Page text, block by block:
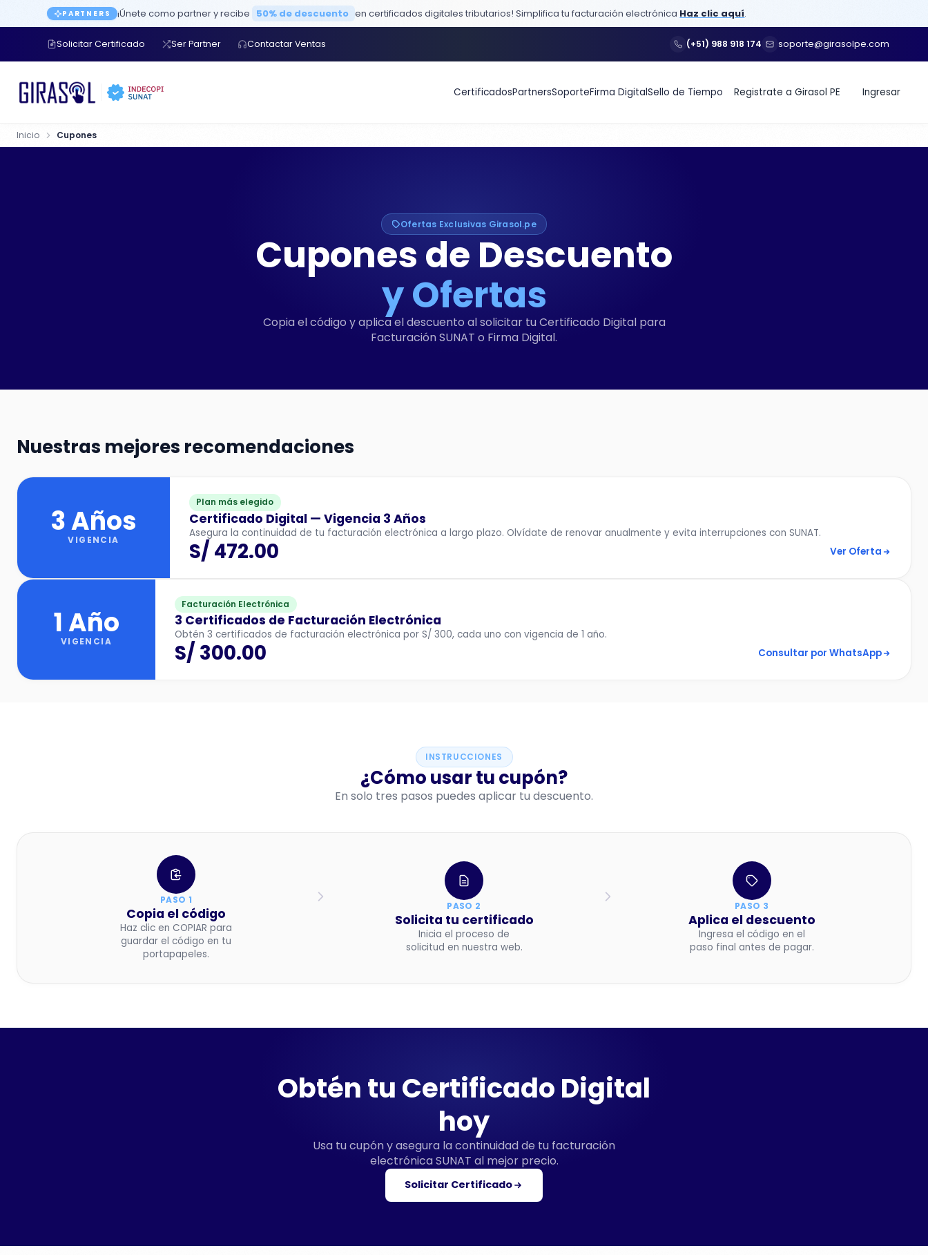
PARTNERS ¡Únete como partner y recibe 50% de descuento en certificados digitales tributarios!Simplifica tu facturación electrónica Haz clic aquí.
Solicitar Certificado Ser Partner Contactar Ventas (+51) 988 918 174 soporte@girasolpe.com
CertificadosPartnersSoporteFirma DigitalSello de Tiempo Registrate a Girasol PE Ingresar
Inicio Cupones
Ofertas Exclusivas Girasol.pe
Cupones de Descuento
y Ofertas
Copia el código y aplica el descuento al solicitar tu Certificado Digital para
Facturación SUNAT o Firma Digital.
Nuestras mejores recomendaciones
3 Años
VIGENCIA
Plan más elegido
Certificado Digital — Vigencia 3 Años
Asegura la continuidad de tu facturación electrónica a largo plazo. Olvídate de renovar anualmente y evita interrupciones con SUNAT.
S/ 472.00 Ver Oferta
1 Año
VIGENCIA
Facturación Electrónica
3 Certificados de Facturación Electrónica
Obtén 3 certificados de facturación electrónica por S/ 300, cada uno con vigencia de 1 año.
S/ 300.00 Consultar por WhatsApp
INSTRUCCIONES
¿Cómo usar tu cupón?
En solo tres pasos puedes aplicar tu descuento.
PASO 1
Copia el código
Haz clic en COPIAR para
guardar el código en tu
portapapeles.
PASO 2
Solicita tu certificado
Inicia el proceso de
solicitud en nuestra web.
PASO 3
Aplica el descuento
Ingresa el código en el
paso final antes de pagar.
Obtén tu Certificado Digital
hoy
Usa tu cupón y asegura la continuidad de tu facturación
electrónica SUNAT al mejor precio.
Solicitar Certificado